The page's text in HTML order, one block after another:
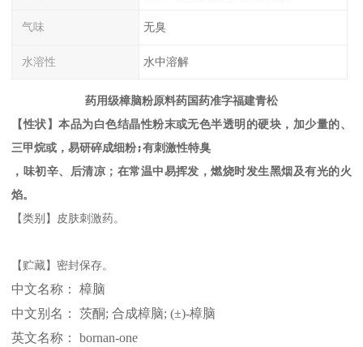
气味 无臭
水溶性 水中溶解
药用级樟脑粉原料药国药准字福建青松
【性状】本品为白色结晶性粉末或无色半透明的硬块，加少量的、
三甲烷或，易研碎成细粉;有刺激性特臭
，味初辛、后清凉；在常温中易挥发，燃烧时发生黑烟及有光的火
焰。
【类别】 皮肤刺激药。
【贮藏】 密封保存。
中文名称：
樟脑
中文别名：
茨酮; 合成樟脑; (±)-樟脑
英文名称：
bornan-one